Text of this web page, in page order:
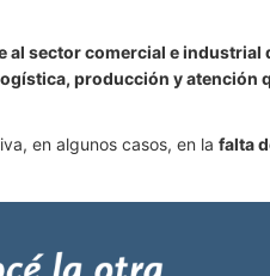
al sector comercial e industrial
producción y atención
en algunos casos, en la falta